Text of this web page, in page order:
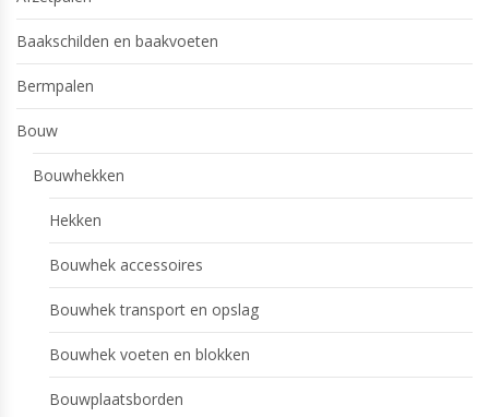
Baakschilden en baakvoeten
Bermpalen
Bouw
Bouwhekken
Hekken
Bouwhek accessoires
Bouwhek transport en opslag
Bouwhek voeten en blokken
Bouwplaatsborden